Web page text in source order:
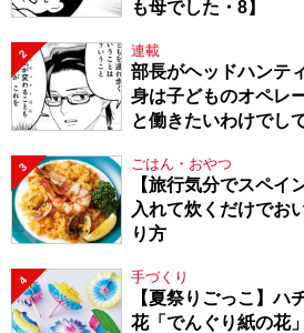
も母でした・8】
2 連載
部長がヘッドハンテ
身は子どものオペレ
と働きたいわけでし
3 ごはん・おやつ
【旅行気分でスペイ
入れて炊くだけでお
り方
4 手づくり
【夏祭りごっこ】ハ
花「でんぐり紙の花